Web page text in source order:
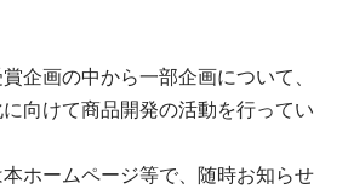
企画の中から一部企画について、
向けて商品開発の活動を行ってい
ホームページ等で、随時お知らせ